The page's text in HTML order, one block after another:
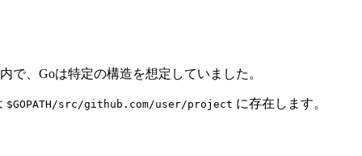
で、Goは特定の構造を想定していました。
$GOPATH/src/github.com/user/project に存在します。